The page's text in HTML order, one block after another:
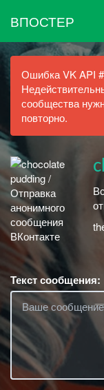
ВПОСТЕР
Ошибка VK API
сообщества
повторно.
Текст сообщения: